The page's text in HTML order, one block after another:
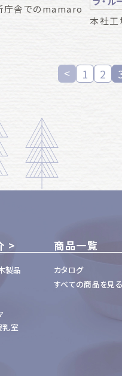
庁舎でのmamaro
本社工
1 2
製品
室
商品一覧
カタログ
すべての商品を見る